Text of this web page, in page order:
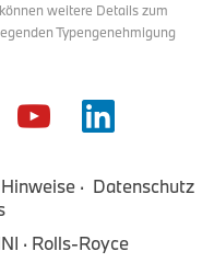
weitere Details zum
Typengenehmigung
Datenschutz
Rolls-Royce